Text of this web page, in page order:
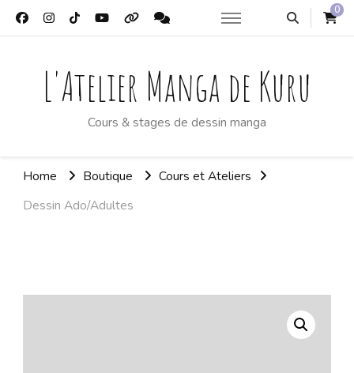
0
L'Atelier Manga de Kuru
Cours & stages de dessin manga
Home Boutique
Cours et Ateliers
Dessin Ado/Adultes